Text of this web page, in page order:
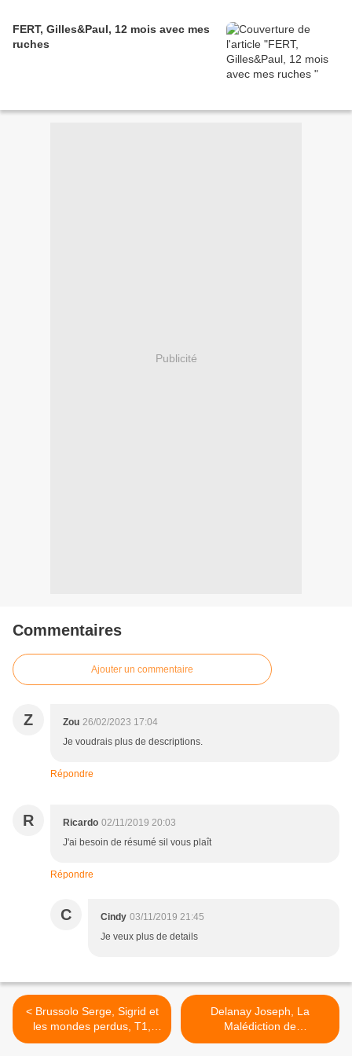
FERT, Gilles&Paul, 12 mois avec mes
ruches
Publicité
Commentaires
Ajouter un commentaire
Z Zou 26/02/2023 17:04
Je voudrais plus de descriptions.
Répondre
R Ricardo 02/11/2019 20:03
J'ai besoin de résumé sil vous plaît
Répondre
C Cindy 03/11/2019 21:45
Je veux plus de details
< Brussolo Serge, Sigrid et
les mondes perdus, T1,
L'Oeil de la pieuvre
Delanay Joseph, La
Malédiction de
l'épouvanteur >